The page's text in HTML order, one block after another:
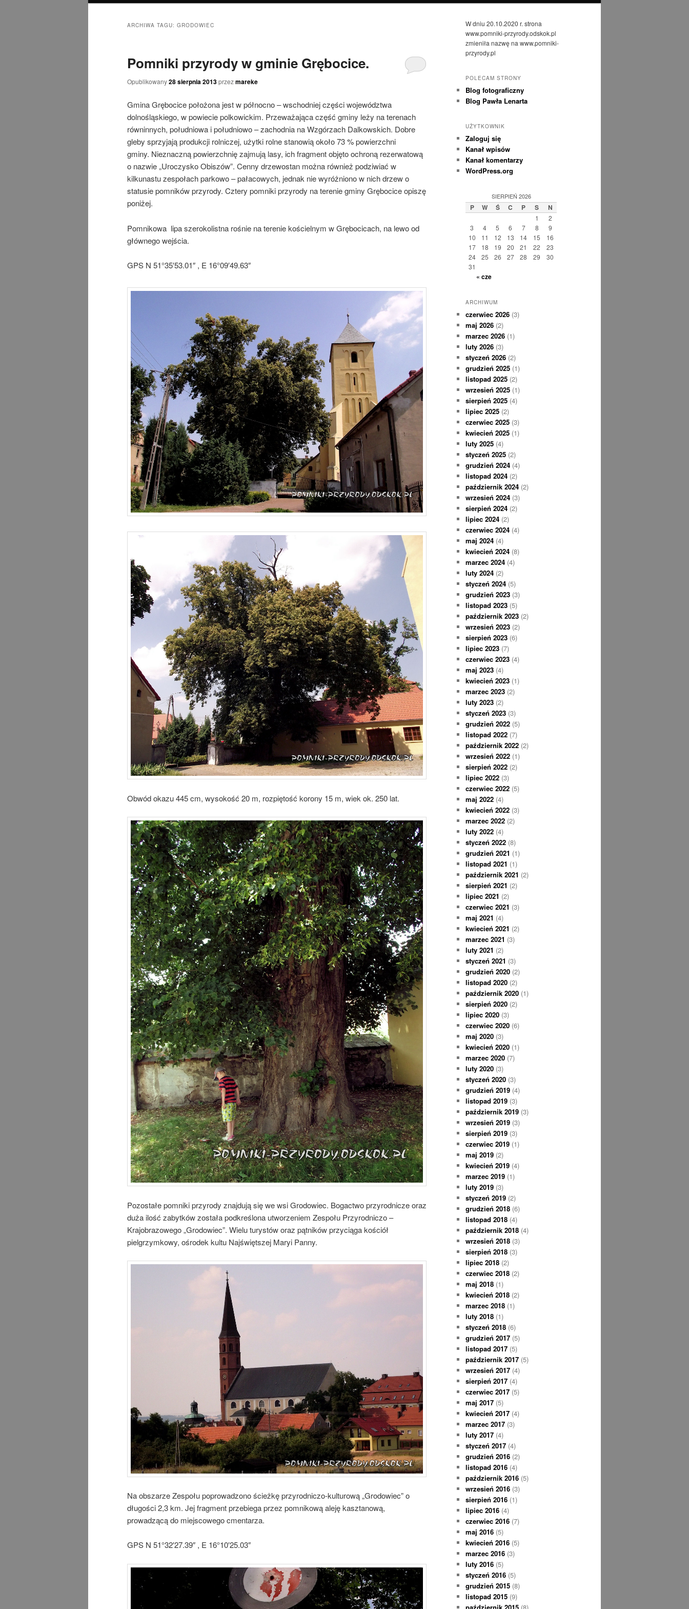
ARCHIWA TAGU: GRODOWIEC
Pomniki przyrody w gminie Grębocice.
Opublikowany28 sierpnia 2013przezmareke
Gmina Grębocice położona jest w północno – wschodniej części województwa
dolnośląskiego, w powiecie polkowickim. Przeważająca część gminy leży na terenach
równinnych, południowa i południowo – zachodnia na Wzgórzach Dalkowskich. Dobre
gleby sprzyjają produkcji rolniczej, użytki rolne stanowią około 73 % powierzchni
gminy. Nieznaczną powierzchnię zajmują lasy, ich fragment objęto ochroną rezerwatową
o nazwie „Uroczysko Obiszów”. Cenny drzewostan można również podziwiać w
kilkunastu zespołach parkowo – pałacowych, jednak nie wyróżniono w nich drzew o
statusie pomników przyrody. Cztery pomniki przyrody na terenie gminy Grębocice opiszę
poniżej.
Pomnikowa lipa szerokolistna rośnie na terenie kościelnym w Grębocicach, na lewo od
głównego wejścia.
GPS N 51°35′53.01″ , E 16°09′49.63″
Obwód okazu 445 cm, wysokość 20 m, rozpiętość korony 15 m, wiek ok. 250 lat.
Pozostałe pomniki przyrody znajdują się we wsi Grodowiec. Bogactwo przyrodnicze oraz
duża ilość zabytków została podkreślona utworzeniem Zespołu Przyrodniczo –
Krajobrazowego „Grodowiec”. Wielu turystów oraz pątników przyciąga kościół
pielgrzymkowy, ośrodek kultu Najświętszej Maryi Panny.
Na obszarze Zespołu poprowadzono ścieżkę przyrodniczo-kulturową „Grodowiec” o
długości 2,3 km. Jej fragment przebiega przez pomnikową aleję kasztanową,
prowadzącą do miejscowego cmentarza.
GPS N 51°32′27.39″ , E 16°10′25.03″
W dniu 20.10.2020 r. strona
www.pomniki-przyrody.odskok.pl
zmieniła nazwę na www.pomniki-
przyrody.pl
POLECAM STRONY
Blog fotograficzny
Blog Pawła Lenarta
UŻYTKOWNIK
Zaloguj się
Kanał wpisów
Kanał komentarzy
WordPress.org
SIERPIEŃ 2026
P W Ś C P S N
1
2
3
4 5 6 7 8
9
10
11 12 13 14 15
16
17
18 19 20 21 22
23
24
25 26 27 28 29
30
31
« cze
ARCHIWUM
czerwiec 2026 (3)
maj 2026 (2)
marzec 2026 (1)
luty 2026 (3)
styczeń 2026 (2)
grudzień 2025 (1)
listopad 2025 (2)
wrzesień 2025 (1)
sierpień 2025 (4)
lipiec 2025 (2)
czerwiec 2025 (3)
kwiecień 2025 (1)
luty 2025 (4)
styczeń 2025 (2)
grudzień 2024 (4)
listopad 2024 (2)
październik 2024 (2)
wrzesień 2024 (3)
sierpień 2024 (2)
lipiec 2024 (2)
czerwiec 2024 (4)
maj 2024 (4)
kwiecień 2024 (8)
marzec 2024 (4)
luty 2024 (2)
styczeń 2024 (5)
grudzień 2023 (3)
listopad 2023 (5)
październik 2023 (2)
wrzesień 2023 (2)
sierpień 2023 (6)
lipiec 2023 (7)
czerwiec 2023 (4)
maj 2023 (4)
kwiecień 2023 (1)
marzec 2023 (2)
luty 2023 (2)
styczeń 2023 (3)
grudzień 2022 (5)
listopad 2022 (7)
październik 2022 (2)
wrzesień 2022 (1)
sierpień 2022 (2)
lipiec 2022 (3)
czerwiec 2022 (5)
maj 2022 (4)
kwiecień 2022 (3)
marzec 2022 (2)
luty 2022 (4)
styczeń 2022 (8)
grudzień 2021 (1)
listopad 2021 (1)
październik 2021 (2)
sierpień 2021 (2)
lipiec 2021 (2)
czerwiec 2021 (3)
maj 2021 (4)
kwiecień 2021 (2)
marzec 2021 (3)
luty 2021 (2)
styczeń 2021 (3)
grudzień 2020 (2)
listopad 2020 (2)
październik 2020 (1)
sierpień 2020 (2)
lipiec 2020 (3)
czerwiec 2020 (6)
maj 2020 (3)
kwiecień 2020 (1)
marzec 2020 (7)
luty 2020 (3)
styczeń 2020 (3)
grudzień 2019 (4)
listopad 2019 (3)
październik 2019 (3)
wrzesień 2019 (3)
sierpień 2019 (3)
czerwiec 2019 (1)
maj 2019 (2)
kwiecień 2019 (4)
marzec 2019 (1)
luty 2019 (3)
styczeń 2019 (2)
grudzień 2018 (6)
listopad 2018 (4)
październik 2018 (4)
wrzesień 2018 (3)
sierpień 2018 (3)
lipiec 2018 (2)
czerwiec 2018 (2)
maj 2018 (1)
kwiecień 2018 (2)
marzec 2018 (1)
luty 2018 (1)
styczeń 2018 (6)
grudzień 2017 (5)
listopad 2017 (5)
październik 2017 (5)
wrzesień 2017 (4)
sierpień 2017 (4)
czerwiec 2017 (5)
maj 2017 (5)
kwiecień 2017 (4)
marzec 2017 (3)
luty 2017 (4)
styczeń 2017 (4)
grudzień 2016 (2)
listopad 2016 (4)
październik 2016 (5)
wrzesień 2016 (3)
sierpień 2016 (1)
lipiec 2016 (4)
czerwiec 2016 (7)
maj 2016 (5)
kwiecień 2016 (5)
marzec 2016 (3)
luty 2016 (5)
styczeń 2016 (5)
grudzień 2015 (8)
listopad 2015 (9)